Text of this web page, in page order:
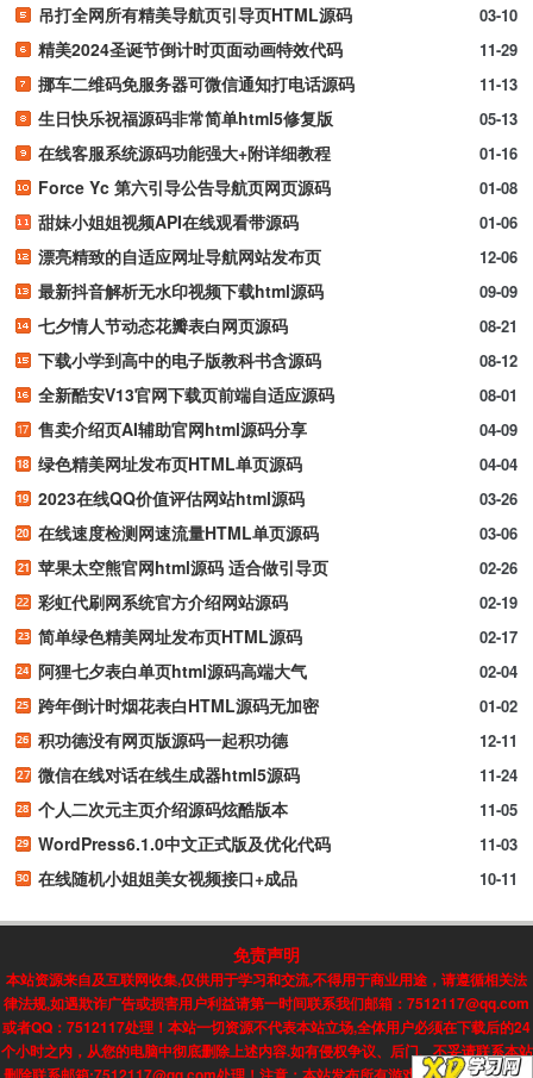
03-10
吊打全网所有精美导航页引导页HTML源码
11-29
精美2024圣诞节倒计时页面动画特效代码
11-13
挪车二维码免服务器可微信通知打电话源码
05-13
生日快乐祝福源码非常简单html5修复版
01-16
在线客服系统源码功能强大+附详细教程
01-08
Force Yc 第六引导公告导航页网页源码
01-06
甜妹小姐姐视频API在线观看带源码
12-06
漂亮精致的自适应网址导航网站发布页
09-09
最新抖音解析无水印视频下载html源码
08-21
七夕情人节动态花瓣表白网页源码
08-12
下载小学到高中的电子版教科书含源码
08-01
全新酷安V13官网下载页前端自适应源码
04-09
售卖介绍页AI辅助官网html源码分享
04-04
绿色精美网址发布页HTML单页源码
03-26
2023在线QQ价值评估网站html源码
03-06
在线速度检测网速流量HTML单页源码
02-26
苹果太空熊官网html源码 适合做引导页
02-19
彩虹代刷网系统官方介绍网站源码
02-17
简单绿色精美网址发布页HTML源码
02-04
阿狸七夕表白单页html源码高端大气
01-02
跨年倒计时烟花表白HTML源码无加密
12-11
积功德没有网页版源码一起积功德
11-24
微信在线对话在线生成器html5源码
11-05
个人二次元主页介绍源码炫酷版本
11-03
WordPress6.1.0中文正式版及优化代码
10-11
在线随机小姐姐美女视频接口+成品
免责声明
本站资源来自及互联网收集,仅供用于学习和交流,不得用于商业用途，请遵循相关法
律法规,如遇欺诈广告或损害用户利益请第一时间联系我们邮箱：7512117@qq.com
或者QQ：7512117处理！本站一切资源不代表本站立场,全体用户必须在下载后的24
个小时之内，从您的电脑中彻底删除上述内容.如有侵权争议、后门、不妥请联系本站